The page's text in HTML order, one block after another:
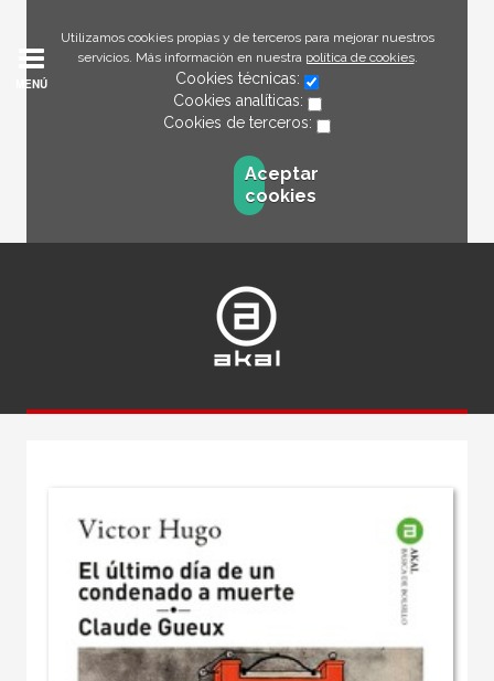
Utilizamos cookies propias y de terceros para mejorar nuestros
servicios. Más información en nuestra política de cookies.
Cookies técnicas:
Cookies analíticas:
Cookies de terceros:
Aceptar
cookies
MENÚ